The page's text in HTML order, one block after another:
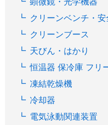
クリーンベンチ・
クリーンブース
天びん・はかり
恒温器 保冷庫 フリ
凍結乾燥機
冷却器
電気泳動関連装置